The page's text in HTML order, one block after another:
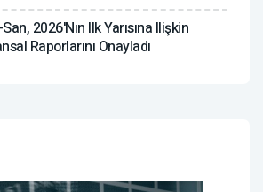
2026'nın Ilk Yarısına Ilişkin
Raporlarını Onayladı